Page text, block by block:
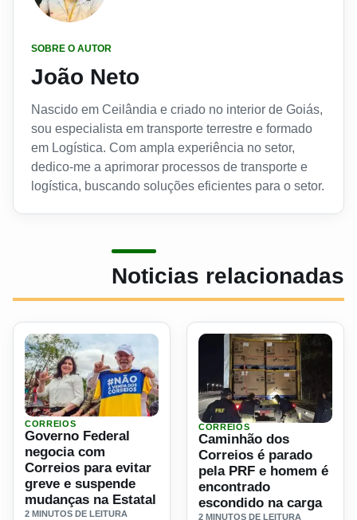
SOBRE O AUTOR
João Neto
Nascido em Ceilândia e criado no interior de Goiás,
sou especialista em transporte terrestre e formado
em Logística. Com ampla experiência no setor,
dedico-me a aprimorar processos de transporte e
logística, buscando soluções eficientes para o setor.
Noticias relacionadas
Ler materia: Governo Federal negocia com Correios para
CORREIOS
Governo Federal
negocia com
Correios para evitar
greve e suspende
mudanças na Estatal
2 MINUTOS DE LEITURA
Ler materia: Caminhão
CORREIOS
Caminhão dos
Correios é parado
pela PRF e homem é
encontrado
escondido na carga
2 MINUTOS DE LEITURA